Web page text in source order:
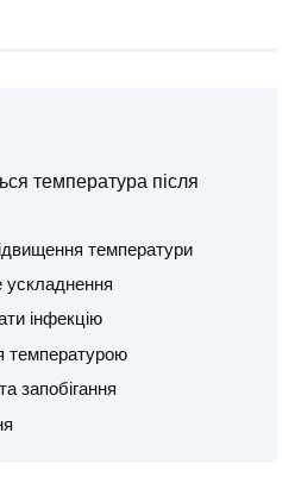
температура після
температури
ускладнення
інфекцію
температурою
запобігання